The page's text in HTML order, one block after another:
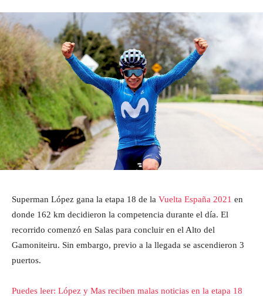
Superman López gana la etapa 18 de la Vuelta España 2021 en
donde 162 km decidieron la competencia durante el día. El
recorrido comenzó en Salas para concluir en el Alto del
Gamoniteiru. Sin embargo, previo a la llegada se ascendieron 3
puertos.
Puedes leer: López y Mas reciben malas noticias en la etapa 18